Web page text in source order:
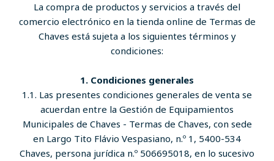
La compra de productos y servicios a través del
comercio electrónico en la tienda online de Termas de
Chaves está sujeta a los siguientes términos y
condiciones:
1. Condiciones generales
1.1. Las presentes condiciones generales de venta se
acuerdan entre la Gestión de Equipamientos
Municipales de Chaves - Termas de Chaves, con sede
en Largo Tito Flávio Vespasiano, n.º 1, 5400-534
Chaves, persona jurídica n.º 506695018, en lo sucesivo